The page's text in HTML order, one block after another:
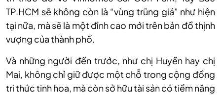
TP.HCM sẽ không còn là “vùng trũng giá” như hiện
tại nữa, mà sẽ là một đỉnh cao mới trên bản đồ thịnh
vượng của thành phố.
Và những người đến trước, như chị Huyền hay chị
Mai, không chỉ giữ được một chỗ trong cộng đồng
tri thức tinh hoa, mà còn sở hữu tài sản có tiềm năng